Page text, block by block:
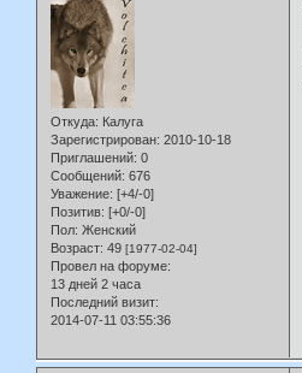
Откуда: Калуга
Зарегистрирован: 2010-10-18
Приглашений: 0
Сообщений: 676
Уважение: [+4/-0]
Позитив: [+0/-0]
Пол: Женский
Возраст: 49 [1977-02-04]
Провел на форуме:
13 дней 2 часа
Последний визит:
2014-07-11 03:55:36